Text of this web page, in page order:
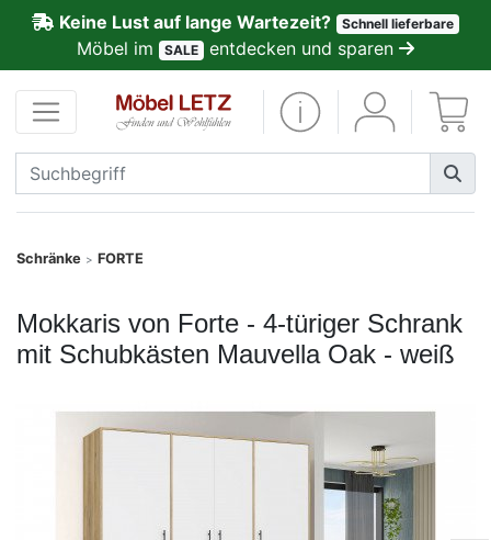
Keine Lust auf lange Wartezeit? Schnell lieferbare
Möbel im SALE entdecken und sparen
Schränke > FORTE
Mokkaris von Forte - 4-türiger Schrank
mit Schubkästen Mauvella Oak - weiß
Kundenmeinungen
Anmelden
PREMIUM
Schnell
SALE
Polsterplaner